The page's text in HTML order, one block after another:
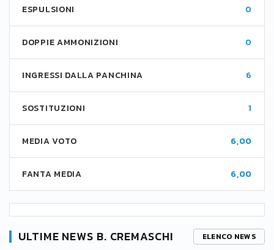
ESPULSIONI 0
DOPPIE AMMONIZIONI 0
INGRESSI DALLA PANCHINA 6
SOSTITUZIONI 1
MEDIA VOTO 6,00
FANTA MEDIA 6,00
ULTIME NEWS B. CREMASCHI ELENCO NEWS